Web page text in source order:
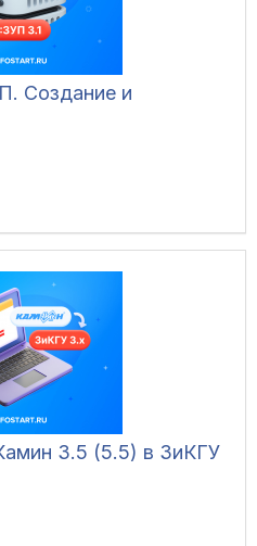
Создание и
3.5 (5.5) в ЗиКГУ